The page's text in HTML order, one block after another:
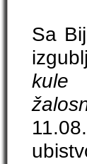
Sa
kule